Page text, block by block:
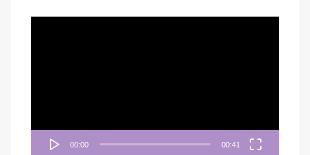
00:00 00:41